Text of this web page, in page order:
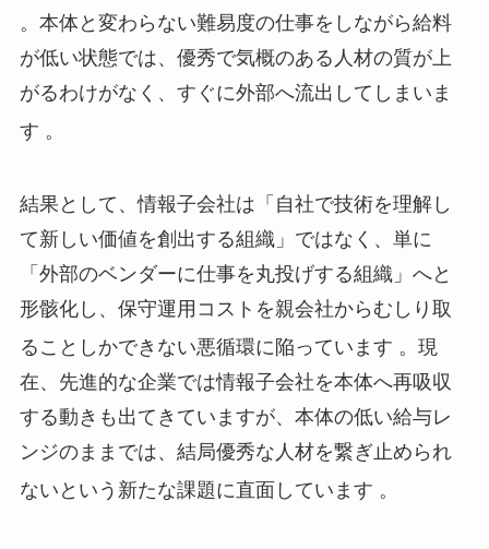
。本体と変わらない難易度の仕事をしながら給料
が低い状態では、優秀で気概のある人材の質が上
がるわけがなく、すぐに外部へ流出してしまいま
す 。
結果として、情報子会社は「自社で技術を理解し
て新しい価値を創出する組織」ではなく、単に
「外部のベンダーに仕事を丸投げする組織」へと
形骸化し、保守運用コストを親会社からむしり取
ることしかできない悪循環に陥っています 。現
在、先進的な企業では情報子会社を本体へ再吸収
する動きも出てきていますが、本体の低い給与レ
ンジのままでは、結局優秀な人材を繋ぎ止められ
ないという新たな課題に直面しています 。